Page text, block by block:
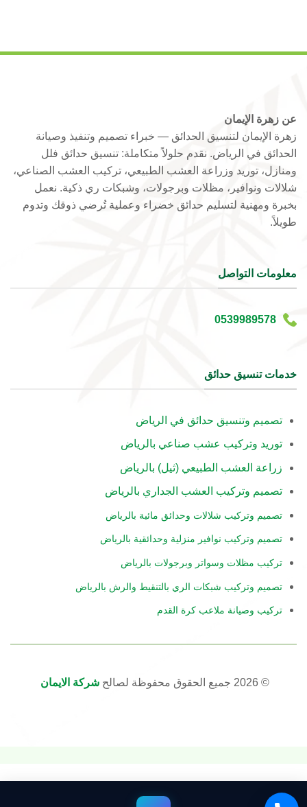
عن زهرة الإيمان
زهرة الإيمان لتنسيق الحدائق — خبراء تصميم وتنفيذ وصيانة
الحدائق في الرياض. نقدم حلولاً متكاملة: تنسيق حدائق فلل
ومنازل، توريد وزراعة العشب الطبيعي، تركيب العشب الصناعي،
شلالات ونوافير، مظلات وبرجولات، وشبكات ري ذكية. نعمل
بخبرة ومهنية لتسليم حدائق خضراء وعملية تُرضي ذوقك وتدوم
طويلاً.
معلومات التواصل
0539989578
خدمات تنسيق حدائق
تصميم وتنسيق حدائق في الرياض
توريد وتركيب عشب صناعي بالرياض
زراعة العشب الطبيعي (ثيل) بالرياض
تصميم وتركيب العشب الجداري بالرياض
تصميم وتركيب شلالات وحدائق مائية بالرياض
تصميم وتركيب نوافير منزلية وحدائقية بالرياض
تركيب مظلات وسواتر وبرجولات بالرياض
تصميم وتركيب شبكات الري بالتنقيط والرش بالرياض
تركيب وصيانة ملاعب كرة القدم
© 2026 جميع الحقوق محفوظة لصالح شركة الايمان